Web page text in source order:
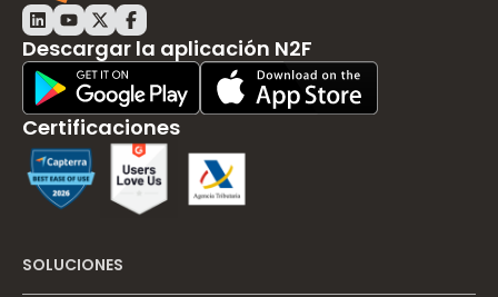
Descargar la aplicación N2F
Play Store DownloadApp Store Download
Certificaciones
SOLUCIONES